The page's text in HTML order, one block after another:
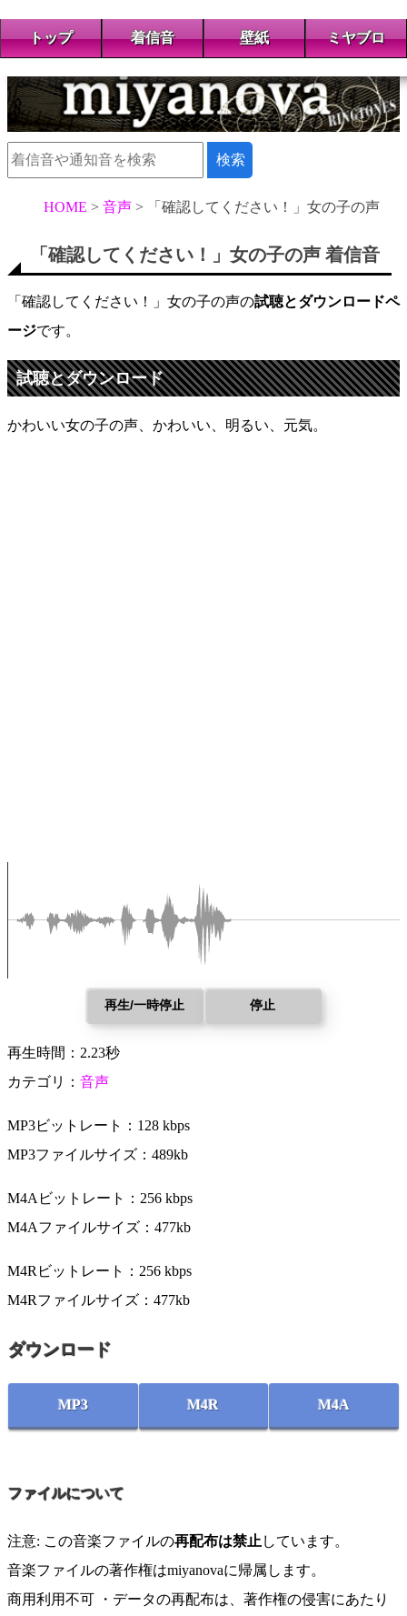
トップ 着信音 壁紙 ミヤブロ
HOME 音声 「確認してください！」女の子の声
「確認してください！」女の子の声 着信音
「確認してください！」女の子の声の試聴とダウンロードペ
ージです。
試聴とダウンロード
かわいい女の子の声、かわいい、明るい、元気。
再生/一時停止 停止
再生時間：2.23秒
カテゴリ： 音声
MP3ビットレート：128 kbps
MP3ファイルサイズ：489kb
M4Aビットレート：256 kbps
M4Aファイルサイズ：477kb
M4Rビットレート：256 kbps
M4Rファイルサイズ：477kb
ダウンロード
MP3 M4R M4A
ファイルについて
注意: この音楽ファイルの再配布は禁止 しています。
音楽ファイルの著作権はmiyanovaに帰属します。
商用利用不可 ・データの再配布は、著作権の侵害にあたり